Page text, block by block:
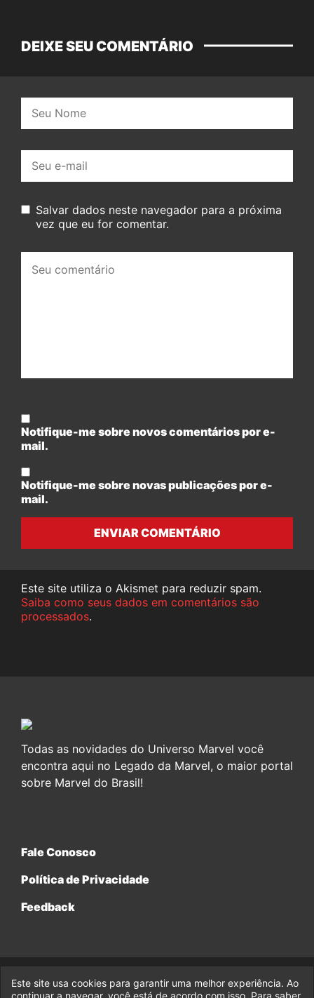
DEIXE SEU COMENTÁRIO
mail:
Salvar dados neste navegador para a próxima
vez que eu for comentar.
comentário:
Notifique-me sobre novos comentários por e-
mail.
Notifique-me sobre novas publicações por e-
mail.
ENVIAR COMENTÁRIO
Este site utiliza o Akismet para reduzir spam.
Saiba como seus dados em comentários são
processados.
Todas as novidades do Universo Marvel você
encontra aqui no Legado da Marvel, o maior portal
sobre Marvel do Brasil!
Fale Conosco
Política de Privacidade
Feedback
© 2017-2026 Legado da Marvel, uma empresa da Legado
Enterprises.
Este site usa cookies para garantir uma melhor experiência. Ao
continuar a navegar, você está de acordo com isso. Para saber